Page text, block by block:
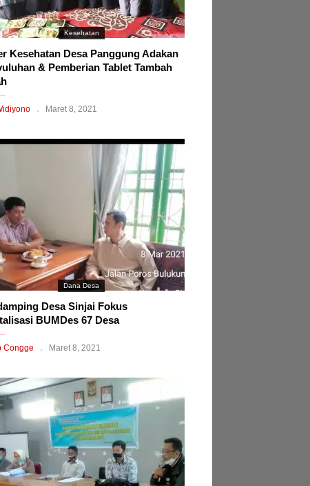
Kesehatan
Kesehatan Desa Panggung Adakan
& Pemberian Tablet Tambah
Maret 8, 2021
Dana Desa
Desa Sinjai Fokus
BUMDes 67 Desa
Congge Maret 8, 2021